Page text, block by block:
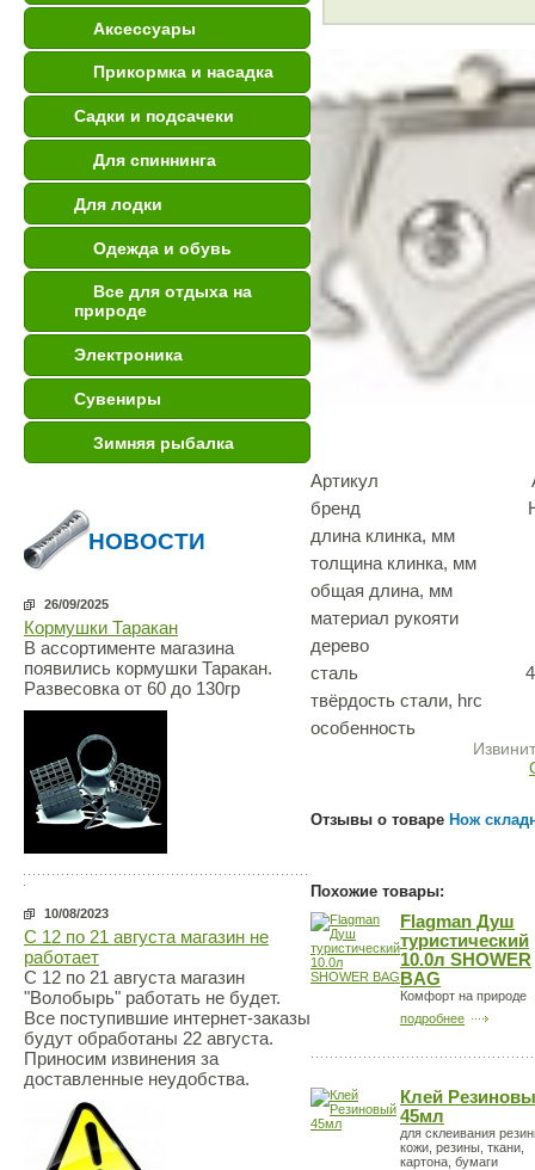
Аксессуары
Прикормка и насадка
Садки и подсачеки
Для спиннинга
Для лодки
Одежда и обувь
Все для отдыха на
природе
Электроника
Сувениры
Зимняя рыбалка
НОВОСТИ
26/09/2025
Кормушки Таракан
В ассортименте магазина
появились кормушки Таракан.
Развесовка от 60 до 130гр
10/08/2023
С 12 по 21 августа магазин не
работает
С 12 по 21 августа магазин
"Волобырь" работать не будет.
Все поступившие интернет-заказы
будут обработаны 22 августа.
Приносим извинения за
доставленные неудобства.
Артикул A-
бренд
длина клинка, мм
толщина клинка,
общая длина, мм
материал рукояти
дерево
сталь
твёрдость стали, hrc
особенность
Отзывы о товаре Нож
Похожие товары:
Flagman Душ
туристический
10.0л SHOWER
BAG
Комфорт на природе
подробнее
Клей
45мл
для склеивания
кожи, резины, ткани,
картона, бумаги